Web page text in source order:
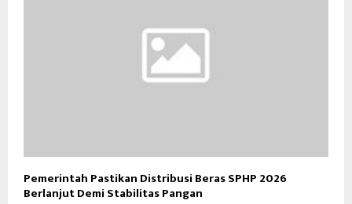
Pemerintah Pastikan Distribusi Beras SPHP 2026
Berlanjut Demi Stabilitas Pangan